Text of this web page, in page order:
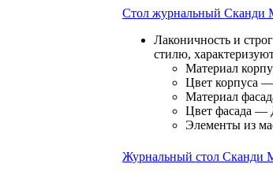
Стол журнальный Сканди
Лаконичность и
стилю,
Материал
Цвет корпуса
Материал
Цвет фасада —
Элементы из
Журнальный стол Сканди